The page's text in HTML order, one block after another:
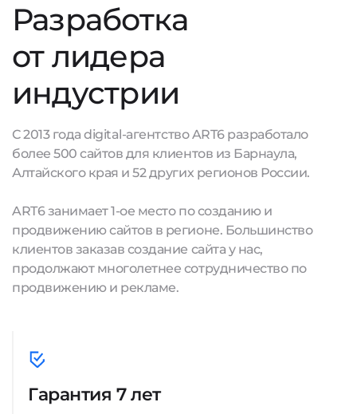
Разработка
от лидера
индустрии
С 2013 года digital-агентство ART6 разработало
более 500 сайтов для клиентов из Барнаула,
Алтайского края и 52 других регионов России.
ART6 занимает 1-ое место по созданию и
продвижению сайтов в регионе. Большинство
клиентов заказав создание сайта у нас,
продолжают многолетнее сотрудничество по
продвижению и рекламе.
Гарантия 7 лет